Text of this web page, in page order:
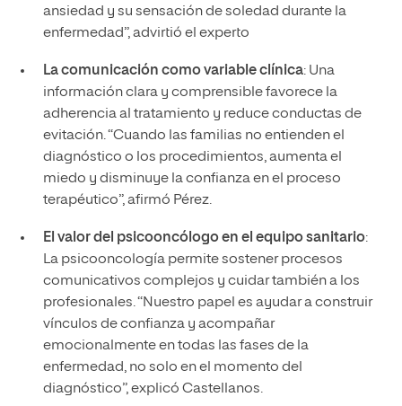
ansiedad y su sensación de soledad durante la
enfermedad”, advirtió el experto
La comunicación como variable clínica: Una
información clara y comprensible favorece la
adherencia al tratamiento y reduce conductas de
evitación. “Cuando las familias no entienden el
diagnóstico o los procedimientos, aumenta el
miedo y disminuye la confianza en el proceso
terapéutico”, afirmó Pérez.
El valor del psicooncólogo en el equipo sanitario:
La psicooncología permite sostener procesos
comunicativos complejos y cuidar también a los
profesionales. “Nuestro papel es ayudar a construir
vínculos de confianza y acompañar
emocionalmente en todas las fases de la
enfermedad, no solo en el momento del
diagnóstico”, explicó Castellanos.